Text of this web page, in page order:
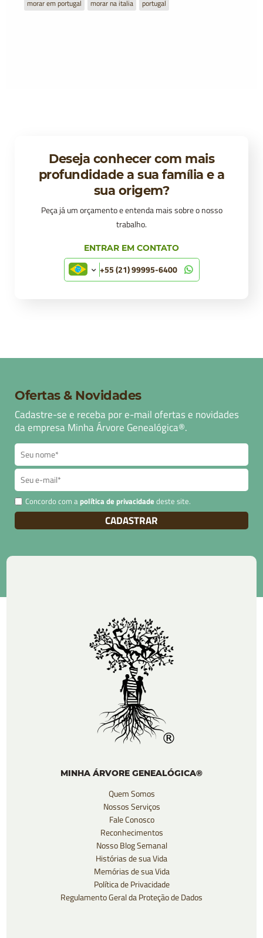
morar em portugal morar na italia portugal
Deseja conhecer com mais
profundidade a sua família e a
sua origem?
Peça já um orçamento e entenda mais sobre o nosso
trabalho.
ENTRAR EM CONTATO
+55 (21) 99995-6400
Ofertas & Novidades
Cadastre-se e receba por e-mail ofertas e novidades
da empresa Minha Árvore Genealógica®.
Concordo com apolítica de privacidade deste site.
MINHA ÁRVORE GENEALÓGICA®
Quem Somos
Nossos Serviços
Fale Conosco
Reconhecimentos
Nosso Blog Semanal
Histórias de sua Vida
Memórias de sua Vida
Política de Privacidade
Regulamento Geral da Proteção de Dados